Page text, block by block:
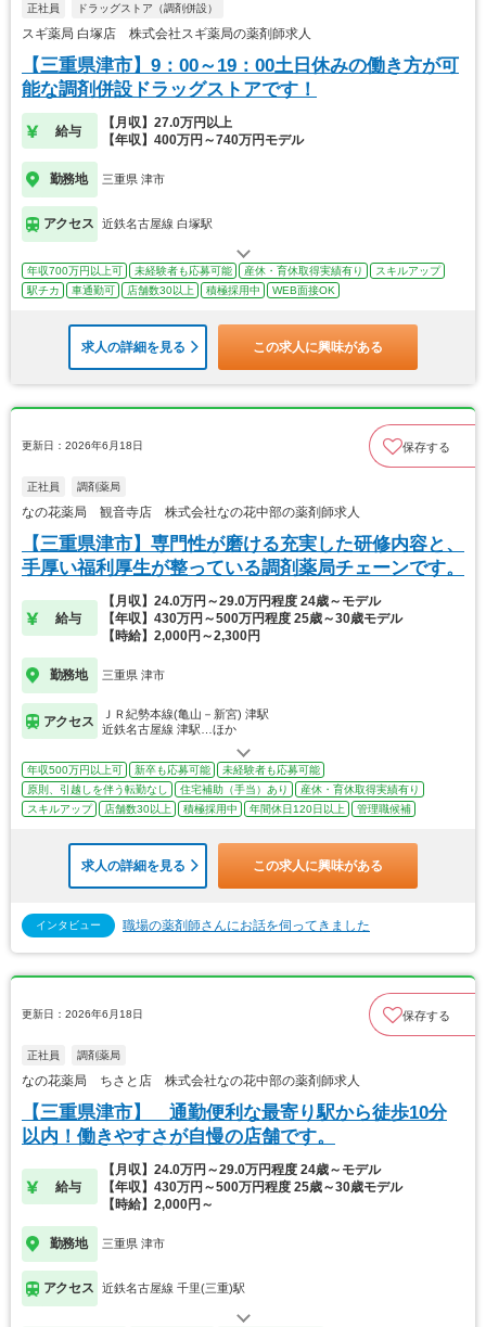
正社員 ドラッグストア（調剤併設）
スギ薬局 白塚店 株式会社スギ薬局の薬剤師求人
【三重県津市】9：00～19：00土日休みの働き方が可
能な調剤併設ドラッグストアです！
給与
【月収】27.0万円以上
【年収】400万円～740万円モデル
勤務地 三重県 津市
アクセス 近鉄名古屋線 白塚駅
年収700万円以上可 未経験者も応募可能 産休・育休取得実績有り
スキルアップ
駅チカ
車通勤可 店舗数30以上 積極採用中 WEB面接OK
求人の詳細を見る この求人に興味がある
更新日：2026年6月18日 保存する
正社員 調剤薬局
なの花薬局 観音寺店 株式会社なの花中部の薬剤師求人
【三重県津市】専門性が磨ける充実した研修内容と、
手厚い福利厚生が整っている調剤薬局チェーンです。
給与
【月収】24.0万円～29.0万円程度 24歳～モデル
【年収】430万円～500万円程度 25歳～30歳モデル
【時給】2,000円～2,300円
勤務地 三重県 津市
アクセス
ＪＲ紀勢本線(亀山－新宮) 津駅
近鉄名古屋線 津駅…ほか
年収500万円以上可 新卒も応募可能
未経験者も応募可能
原則、引越しを伴う転勤なし
住宅補助（手当）あり
産休・育休取得実績有り
スキルアップ
店舗数30以上 積極採用中 年間休日120日以上 管理職候補
求人の詳細を見る この求人に興味がある
インタビュー 職場の薬剤師さんにお話を伺ってきました
更新日：2026年6月18日 保存する
正社員 調剤薬局
なの花薬局 ちさと店 株式会社なの花中部の薬剤師求人
【三重県津市】 通勤便利な最寄り駅から徒歩10分
以内！働きやすさが自慢の店舗です。
給与
【月収】24.0万円～29.0万円程度 24歳～モデル
【年収】430万円～500万円程度 25歳～30歳モデル
【時給】2,000円～
勤務地 三重県 津市
アクセス 近鉄名古屋線 千里(三重)駅